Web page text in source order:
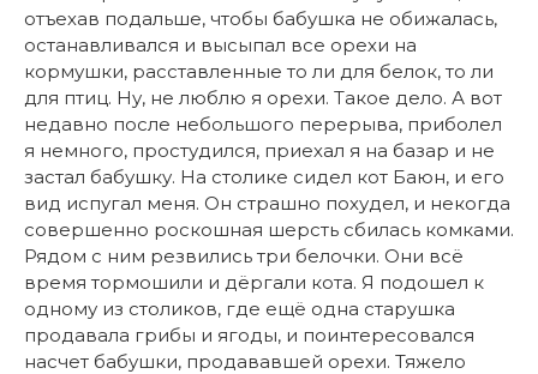
отъехав подальше, чтобы бабушка не обижалась,
останавливался и высыпал все орехи на
кормушки, расставленные то ли для белок, то ли
для птиц. Ну, не люблю я орехи. Такое дело. А вот
недавно после небольшого перерыва, приболел
я немного, простудился, приехал я на базар и не
застал бабушку. На столике сидел кот Баюн, и его
вид испугал меня. Он страшно похудел, и некогда
совершенно роскошная шерсть сбилась комками.
Рядом с ним резвились три белочки. Они всё
время тормошили и дёргали кота. Я подошел к
одному из столиков, где ещё одна старушка
продавала грибы и ягоды, и поинтересовался
насчет бабушки, продававшей орехи. Тяжело